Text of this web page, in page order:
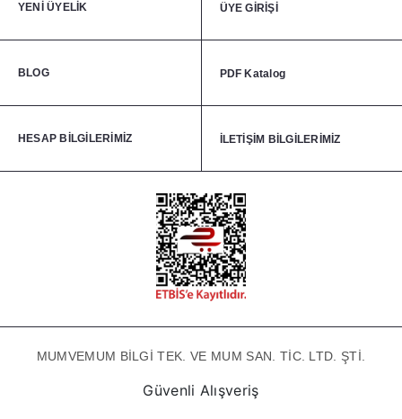
YENİ ÜYELİK ÜYE GİRİŞİ
BLOG PDF Katalog
HESAP BİLGİLERİMİZ İLETİŞİM BİLGİLERİMİZ
MUMVEMUM BİLGİ TEK. VE MUM SAN. TİC. LTD. ŞTİ.
Güvenli Alışveriş